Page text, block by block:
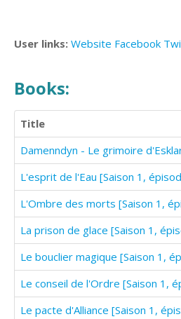
User links: Website Facebook
Books:
Title
L'esprit de l'Eau [Saison 1,
L'Ombre des morts [Saison 1,
La prison de glace [Saison 1,
Le bouclier magique [Saison 1,
Le conseil de l'Ordre [Saison 1,
Le pacte d'Alliance [Saison 1,